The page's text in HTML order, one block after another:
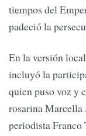
tiempos del
padeció la
En la versión
incluyó la
quien puso voz y
rosarina Marcella
periodista Franco